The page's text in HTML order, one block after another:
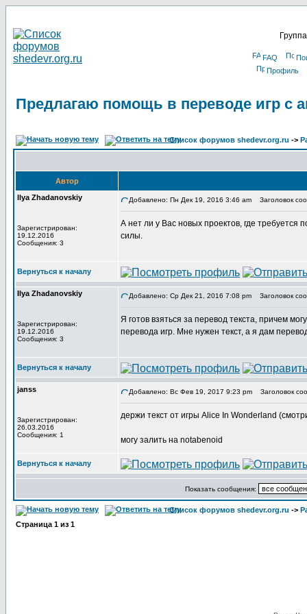
FAQ
Профиль
Предлагаю помощь в переводе игр с
Список форумов shedevr.org.ru ->
Автор
Ilya Zhadanovskiy
Зарегистрирован:
19.12.2016
Сообщения: 3
Добавлено: Пн Дек 19, 2016 3:46 am Заголовок
А нет ли у Вас новых проектов, где
силы.
Вернуться к началу
Ilya Zhadanovskiy
Зарегистрирован:
19.12.2016
Сообщения: 3
Добавлено: Ср Дек 21, 2016 7:08 pm Заголовок
Я готов взяться за перевод текста, причем
перевода игр. Мне нужен текст, а я дам
Вернуться к началу
janss
Зарегистрирован:
26.03.2016
Сообщения: 1
Добавлено: Вс Фев 19, 2017 9:23 pm Заголовок
держи текст от игры Alice In Wonderland
могу залить на notabenoid
Вернуться к началу
Показать сообщения:
Список форумов shedevr.org.ru ->
Страница 1 из 1